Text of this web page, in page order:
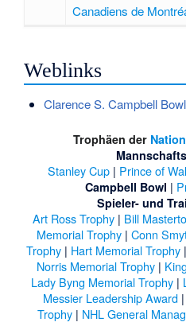
Canadiens de
Weblinks
Clarence S. Campbell Bowl
Trophäen der
Stanley Cup| Prince of
Campbell Bowl |
Spieler- und
Art Ross Trophy| Bill
Memorial Trophy| Conn
Trophy| Hart Memorial Trophy|
Norris Memorial Trophy |
Lady Byng Memorial Trophy|
Messier Leadership Award |
Trophy| NHL General